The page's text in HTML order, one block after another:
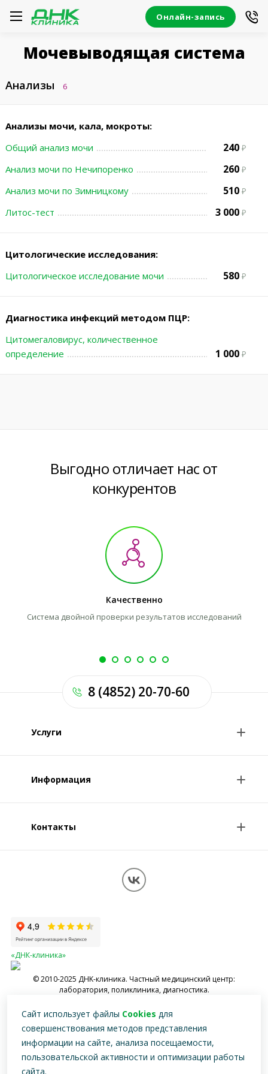
Онлайн-запись
Мочевыводящая система
Анализы 6
Анализы мочи, кала, мокроты:
Общий анализ мочи
240
Анализ мочи по Нечипоренко 260
Анализ мочи по Зимницкому 510
Литос-тест 3 000
Цитологические исследования:
Цитологическое исследование мочи
580
Диагностика инфекций методом ПЦР:
Цитомегаловирус, количественное
определение
1 000
Выгодно отличает нас от
конкурентов
Качественно
Система двойной проверки результатов исследований
Услуги
Консультации врачей
Информация
О клинике
Обработка персональных данных
Контакты
«ДНК-клиника»
© 2010-2025 ДНK-клиника. Частный медицинский центр:
лаборатория, поликлиника, диагностика.
специалистом
8 (4852) 20-70-60
Сайт использует файлы Cookies для
совершенствования методов представления
информации на сайте, анализа посещаемости,
пользовательской активности и оптимизации работы
сайта.